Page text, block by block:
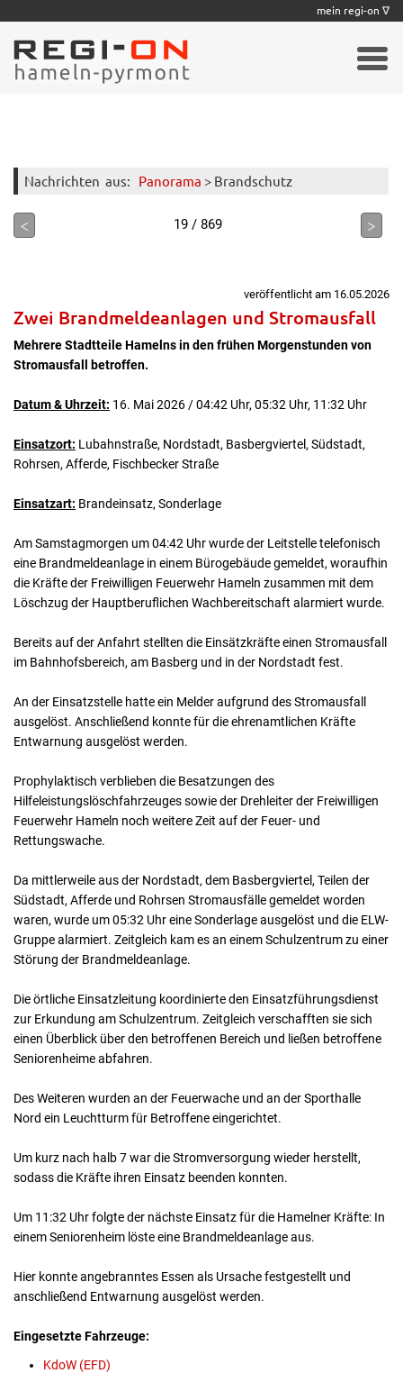
Nachrichten aus: Panorama > Brandschutz
< 19 / 869 >
veröffentlicht am 16.05.2026
Zwei Brandmeldeanlagen und Stromausfall
Mehrere Stadtteile Hamelns in den frühen Morgenstunden von
Stromausfall betroffen.
Datum & Uhrzeit: 16. Mai 2026 / 04:42 Uhr, 05:32 Uhr, 11:32 Uhr
Einsatzort: Lubahnstraße, Nordstadt, Basbergviertel, Südstadt,
Rohrsen, Afferde, Fischbecker Straße
Einsatzart: Brandeinsatz, Sonderlage
Am Samstagmorgen um 04:42 Uhr wurde der Leitstelle telefonisch
eine Brandmeldeanlage in einem Bürogebäude gemeldet, woraufhin
die Kräfte der Freiwilligen Feuerwehr Hameln zusammen mit dem
Löschzug der Hauptberuflichen Wachbereitschaft alarmiert wurde.
Bereits auf der Anfahrt stellten die Einsätzkräfte einen Stromausfall
im Bahnhofsbereich, am Basberg und in der Nordstadt fest.
An der Einsatzstelle hatte ein Melder aufgrund des Stromausfall
ausgelöst. Anschließend konnte für die ehrenamtlichen Kräfte
Entwarnung ausgelöst werden.
Prophylaktisch verblieben die Besatzungen des
Hilfeleistungslöschfahrzeuges sowie der Drehleiter der Freiwilligen
Feuerwehr Hameln noch weitere Zeit auf der Feuer- und
Rettungswache.
Da mittlerweile aus der Nordstadt, dem Basbergviertel, Teilen der
Südstadt, Afferde und Rohrsen Stromausfälle gemeldet worden
waren, wurde um 05:32 Uhr eine Sonderlage ausgelöst und die ELW-
Gruppe alarmiert. Zeitgleich kam es an einem Schulzentrum zu einer
Störung der Brandmeldeanlage.
Die örtliche Einsatzleitung koordinierte den Einsatzführungsdienst
zur Erkundung am Schulzentrum. Zeitgleich verschafften sie sich
einen Überblick über den betroffenen Bereich und ließen betroffene
Seniorenheime abfahren.
Des Weiteren wurden an der Feuerwache und an der Sporthalle
Nord ein Leuchtturm für Betroffene eingerichtet.
Um kurz nach halb 7 war die Stromversorgung wieder herstellt,
sodass die Kräfte ihren Einsatz beenden konnten.
Um 11:32 Uhr folgte der nächste Einsatz für die Hamelner Kräfte: In
einem Seniorenheim löste eine Brandmeldeanlage aus.
Hier konnte angebranntes Essen als Ursache festgestellt und
anschließend Entwarnung ausgelöst werden.
Eingesetzte Fahrzeuge:
KdoW (EFD)
mein regi-on ∇